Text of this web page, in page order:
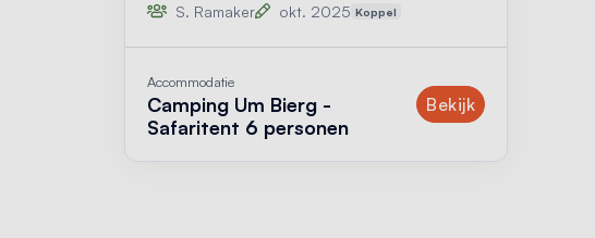
S. Ramaker okt. 2025 Koppel
Camping Um Bierg -
Safaritent 6 personen
Accommodatie
Bekijkaccommodatie